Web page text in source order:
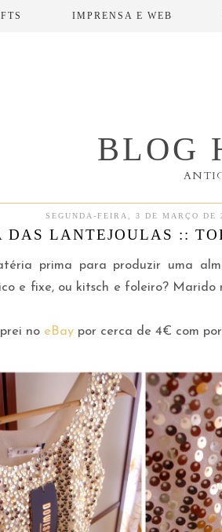
IMPRENSA E WEB
BLOG
SEGUNDA-FEIRA, 3 DE MARÇO DE
DAS LANTEJOULAS ::
prima para produzir uma
e fixe, ou kitsch e foleiro?
no eBay por cerca de 4€ com